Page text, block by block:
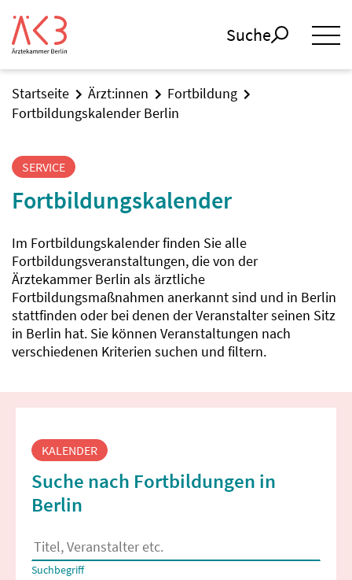
Suche
Startseite Ärzt:innen
Fortbildung
Fortbildungskalender Berlin
SERVICE
Fortbildungskalender
Im Fortbildungskalender finden Sie alle
Fortbildungsveranstaltungen, die von der
Ärztekammer Berlin als ärztliche
Fortbildungsmaßnahmen anerkannt sind und in Berlin
stattfinden oder bei denen der Veranstalter seinen Sitz
in Berlin hat. Sie können Veranstaltungen nach
verschiedenen Kriterien suchen und filtern.
Fortbildungssuche
KALENDER
Suche nach Fortbildungen in
Berlin
Es erscheinen Suchvorschläge, wenn mindestens 2 Zeichen
Suchbegriff